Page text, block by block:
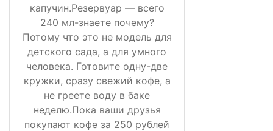
капучин.Резервуар — всего
240 мл-знаете почему?
Потому что это не модель для
детского сада, а для умного
человека. Готовите одну-две
кружки, сразу свежий кофе, а
не греете воду в баке
неделю.Пока ваши друзья
покупают кофе за 250 рублей